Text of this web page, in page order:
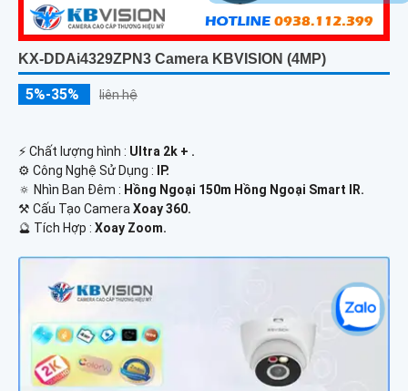
KX-DDAi4329ZPN3 Camera KBVISION (4MP)
5%-35% liên hệ
️⚡ Chất lượng hình : Ultra 2k + .
⚙ Công Nghệ Sử Dụng :
IP.
🔅 Nhìn Ban Đêm : Hồng Ngoại 150m Hồng Ngoại Smart IR.
⚒ Cấu Tạo Camera Xoay 360.
️🔮 Tích Hợp : Xoay Zoom.